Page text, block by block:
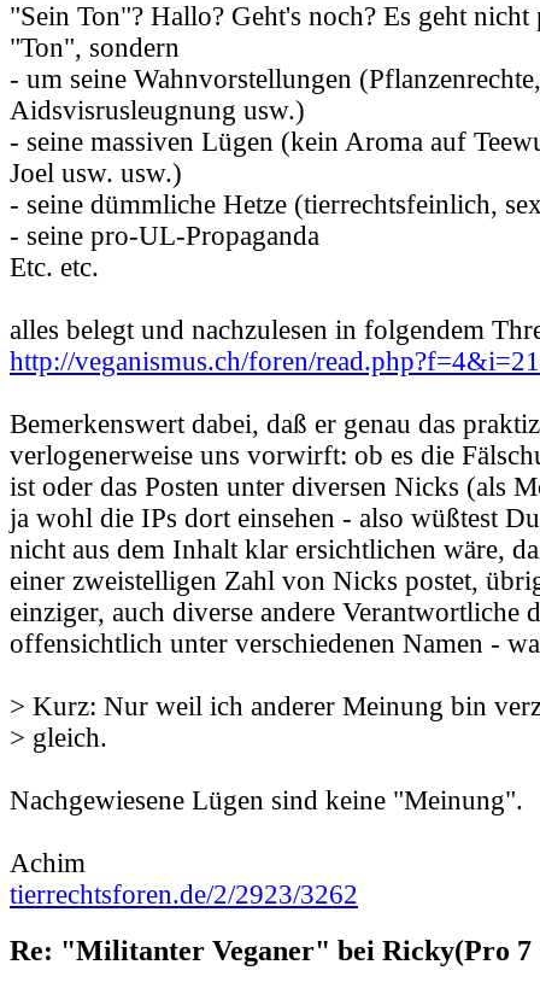
"Sein Ton"? Hallo? Geht's noch? Es geht
"Ton", sondern
- um seine Wahnvorstellungen (Pflanzenrechte,
Aidsvisrusleugnung usw.)
- seine massiven Lügen (kein Aroma auf
Joel usw. usw.)
- seine dümmliche Hetze (tierrechtsfeinlich,
- seine pro-UL-Propaganda
Etc. etc.
alles belegt und nachzulesen in folgendem
http://veganismus.ch/foren/
Bemerkenswert dabei, daß er genau das
verlogenerweise uns vorwirft: ob es die
ist oder das Posten unter diversen Nicks (als
ja wohl die IPs dort einsehen - also wüßtest
nicht aus dem Inhalt klar ersichtlichen wäre,
einer zweistelligen Zahl von Nicks postet,
einziger, auch diverse andere Verantwortliche
offensichtlich unter verschiedenen Namen -
> Kurz: Nur weil ich anderer Meinung bin
> gleich.
Nachgewiesene Lügen sind keine "Meinung".
Achim
tierrechtsforen.de/2/2923/3262
Re: "Militanter Veganer" bei Ricky(Pro 7